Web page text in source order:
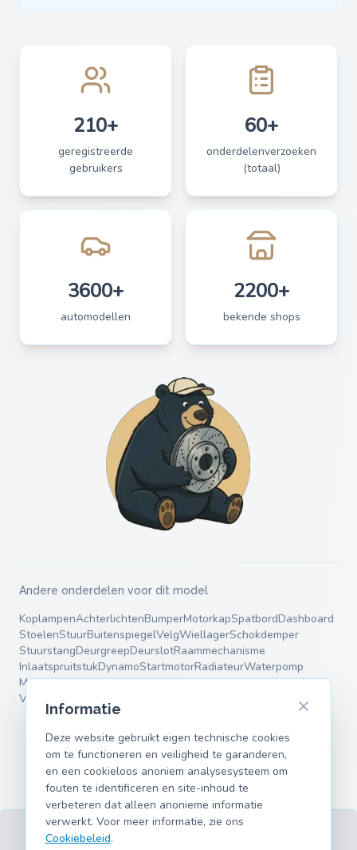
210+
geregistreerde
gebruikers
60+
onderdelenverzoeken
(totaal)
3600+
automodellen
2200+
bekende shops
Andere onderdelen voor dit model
KoplampenAchterlichtenBumperMotorkapSpatbordDashboard
StoelenStuurBuitenspiegelVelgWiellagerSchokdemper
StuurstangDeurgreepDeurslotRaammechanisme
InlaatspruitstukDynamoStartmotorRadiateurWaterpomp
MotorsteunRemblokkenRemklauwEinddemperMiddendemper
Veren
Informatie
Deze website gebruikt eigen technische cookies
om te functioneren en veiligheid te garanderen,
en een cookieloos anoniem analysesysteem om
fouten te identificeren en site-inhoud te
verbeteren dat alleen anonieme informatie
verwerkt. Voor meer informatie, zie ons
Cookiebeleid.